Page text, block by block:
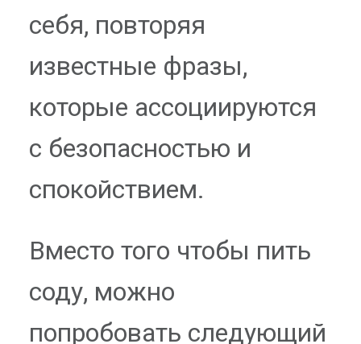
себя, повторяя
известные фразы,
которые ассоциируются
с безопасностью и
спокойствием.
Вместо того чтобы пить
соду, можно
попробовать следующий